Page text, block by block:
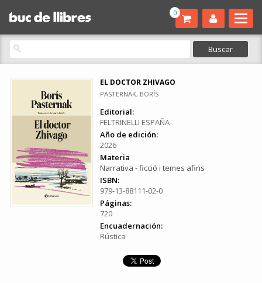
0
EL DOCTOR ZHIVAGO
PASTERNAK, BORÍS
Editorial:
FELTRINELLI ESPAÑA
Año de edición:
2026
Materia
Narrativa - ficció i temes afins
ISBN:
979-13-88111-02-0
Páginas:
720
Encuadernación:
Rústica